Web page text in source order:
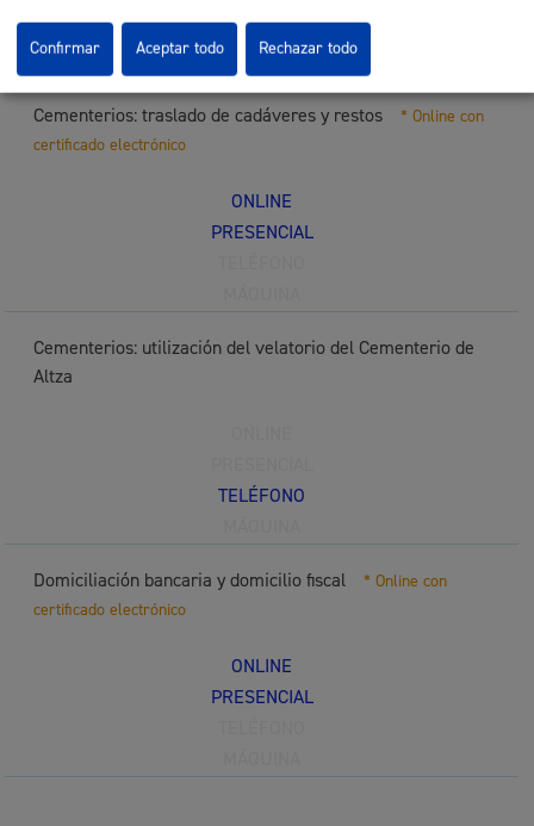
TELÉFONO
Cementerios: traslado de cadáveres y restos
* Online con
certificado electrónico
ONLINE
PRESENCIAL
Cementerios: utilización del velatorio del Cementerio de
Altza
TELÉFONO
Domiciliación bancaria y domicilio fiscal
* Online con
certificado electrónico
ONLINE
PRESENCIAL
Rechazar todo
Confirmar Aceptar todo